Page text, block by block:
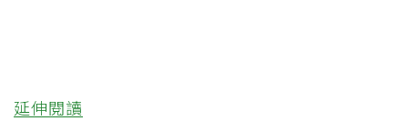
延伸閱讀